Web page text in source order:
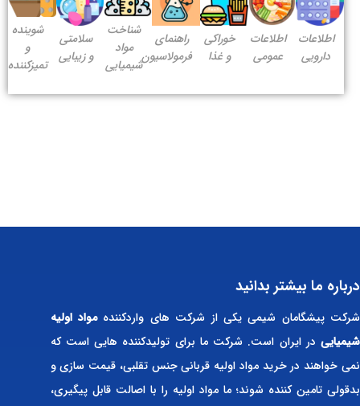
اطلاعات
دارویی
اطلاعات
عمومی
خوراکی
و غذا
راهنمای
فرمولاسیون
شناخت
مواد
شیمیایی
سلامتی
و زیبایی
شوینده
و
تمیزکننده
درباره ما بیشتر بدانید
شرکت پیشگامان شیمی یکی از شرکت های واردکنندهمواد اولیه
شیمیایی در ایران است. شرکت ما برای تولیدکننده هایی است که
نمی خواهند در خرید مواد اولیه قربانی جنس تقلبی، قیمت سازی و
بدقولی تامین کننده شوند؛ ما مواد اولیه را با اصالت قابل پیگیری،